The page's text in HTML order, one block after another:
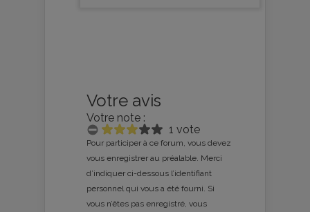
Votre avis
Votre note :
1 vote
Pour participer à ce forum, vous devez
vous enregistrer au préalable. Merci
d’indiquer ci-dessous l’identifiant
personnel qui vous a été fourni. Si
vous n’êtes pas enregistré, vous